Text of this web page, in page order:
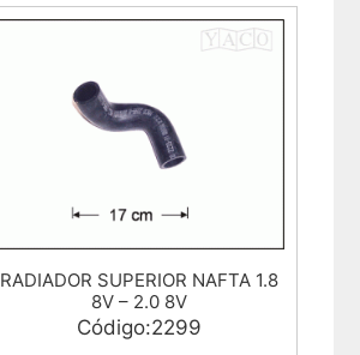
RADIADOR SUPERIOR NAFTA 1.8
8V – 2.0 8V
Código:2299